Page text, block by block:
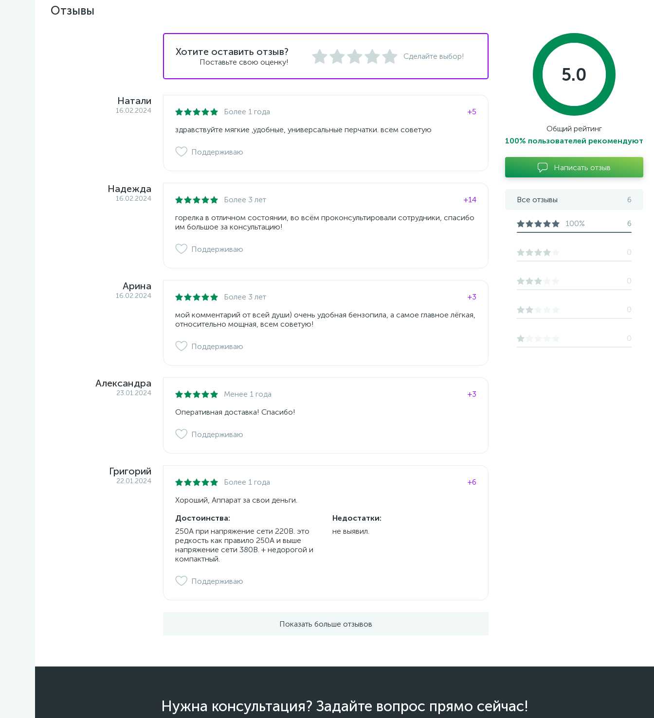
Отзывы
Хотите оставить отзыв?
Поставьте свою оценку!
Сделайте выбор!
Натали
16.02.2024 Более 1 года
+5
здравствуйте мягкие ,удобные, универсальные перчатки. всем советую
Поддерживаю
Надежда
16.02.2024 Более 3 лет
+14
горелка в отличном состоянии, во всём проконсультировали сотрудники, спасибо
им большое за консультацию!
Поддерживаю
Арина
16.02.2024 Более 3 лет
+3
мой комментарий от всей души) очень удобная бензопила, а самое главное лёгкая,
относительно мощная, всем советую!
Поддерживаю
Александра
23.01.2024 Менее 1 года
+3
Оперативная доставка! Спасибо!
Поддерживаю
Григорий
22.01.2024 Более 1 года
+6
Хороший, Аппарат за свои деньги.
Достоинства:
250А при напряжение сети 220В. это
редкость как правило 250А и выше
напряжение сети 380В. + недорогой и
компактный.
Недостатки:
не выявил.
Поддерживаю
Показать больше отзывов
5.0
Общий рейтинг
100% пользователей рекомендуют
Написать отзыв
Все отзывы 6
100% 6
0
0
0
0
Нужна консультация? Задайте вопрос прямо сейчас!